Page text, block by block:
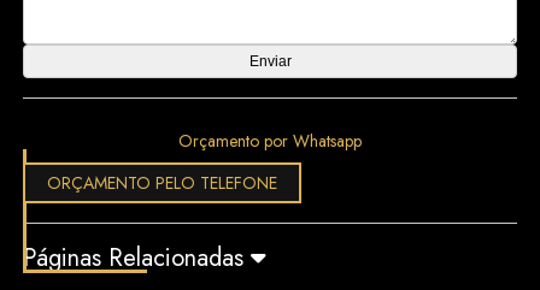
Orçamento por Whatsapp
ORÇAMENTO PELO TELEFONE
Páginas Relacionadas